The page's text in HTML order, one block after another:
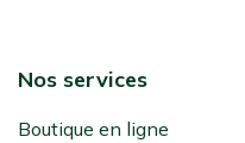
Nos services
Boutique en ligne